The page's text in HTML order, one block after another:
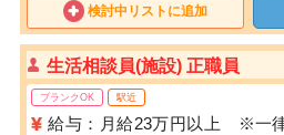
検討中リストに追加
生活相談員(施設) 正職員
ブランクOK 駅近
給与：月給23万円以上 ※一